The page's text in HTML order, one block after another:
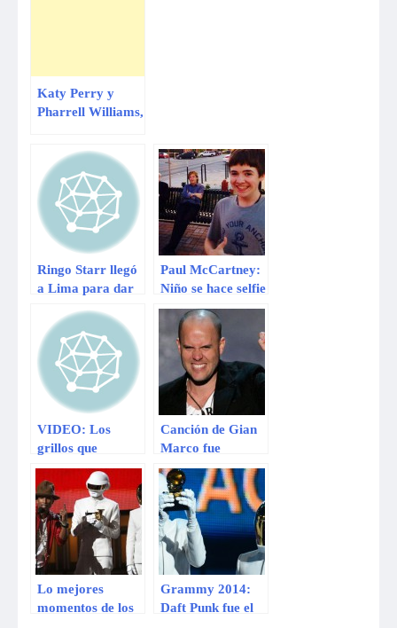
Katy Perry y
Pharrell Williams,
homenaje a The
Beatles
Ringo Starr llegó
a Lima para dar
concierto en
nuestro país
Paul McCartney:
Niño se hace selfie
con exBeatle y
vuelve viral
VIDEO: Los
grillos que
invadieron el
concierto de Paul
McCartney
Canción de Gian
Marco fue
nominada al
Grammy
americano 2014
Lo mejores
momentos de los
Grammy 2014:
Daft Punk fue el